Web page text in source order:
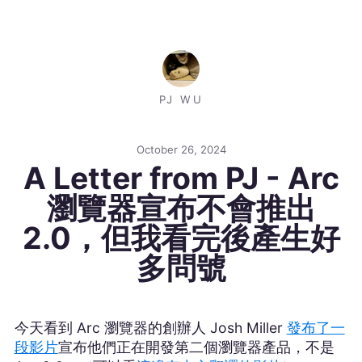
PJ WU
October 26, 2024
A Letter from PJ - Arc
瀏覽器宣布不會推出
2.0，但我看完後產生好
多問號
今天看到 Arc 瀏覽器的創辦人 Josh Miller 發布了一
段影片宣布他們正在開發第二個瀏覽器產品，不是